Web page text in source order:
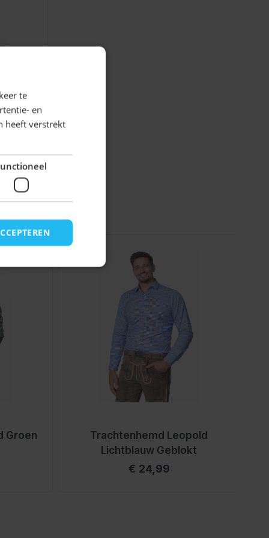
naar de carrouselnavigatie gaan met de overslaan
Groen
Trachtenhemd Leopold
Lichtblauw Geblokt
€ 24,99
te
en
heeft verstrekt